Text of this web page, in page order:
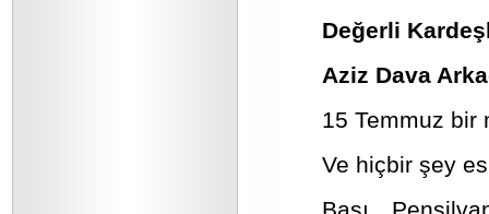
Değerli
Aziz Dava
15 Temmuz bir
Ve hiçbir şey